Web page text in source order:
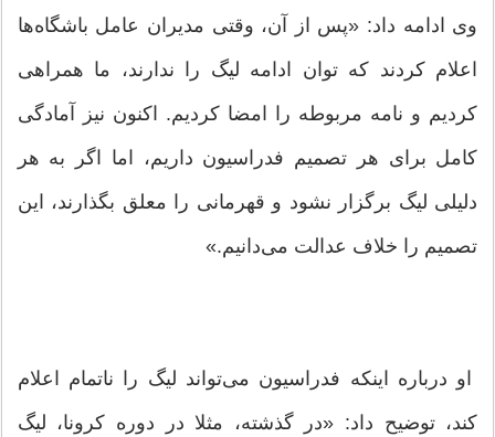
وی ادامه داد: «پس از آن، وقتی مدیران عامل باشگاه‌ها
اعلام کردند که توان ادامه لیگ را ندارند، ما همراهی
کردیم و نامه مربوطه را امضا کردیم. اکنون نیز آمادگی
کامل برای هر تصمیم فدراسیون داریم، اما اگر به هر
دلیلی لیگ برگزار نشود و قهرمانی را معلق بگذارند، این
تصمیم را خلاف عدالت می‌دانیم.»
او درباره اینکه فدراسیون می‌تواند لیگ را ناتمام اعلام
کند، توضیح داد: «در گذشته، مثلا در دوره کرونا، لیگ